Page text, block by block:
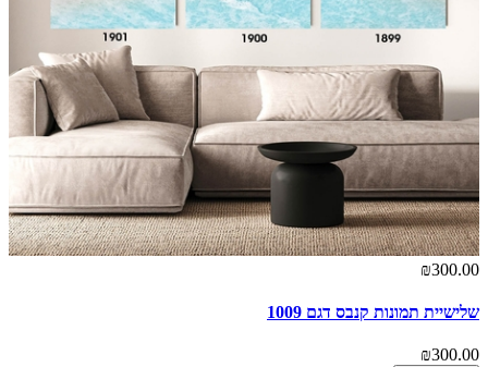
₪300.00
שלישיית תמונות קנבס דגם 1009
₪300.00